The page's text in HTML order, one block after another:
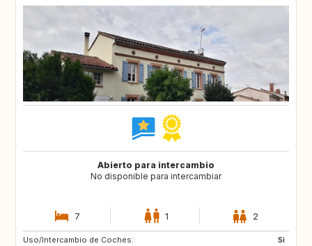
Abierto para intercambio
No disponible para intercambiar
7 1 2
Uso/Intercambio de Coches:
Si
BE